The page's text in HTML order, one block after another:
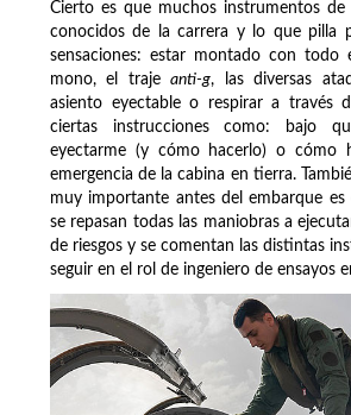
Cierto es que muchos instrumentos de
conocidos de la carrera y lo que pilla
sensaciones: estar montado con todo
mono, el trajeanti-g, las diversas
asiento eyectable o respirar a través
ciertas instrucciones como: bajo
eyectarme (y cómo hacerlo) o cómo
emergencia de la cabina en tierra.
muy importante antes del embarque
se repasan todas las maniobras a
de riesgos y se comentan las distintas
seguir en el rol de ingeniero de ensayos